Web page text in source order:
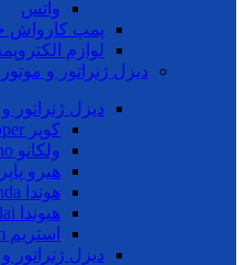
واتس
پمپ کارواش
لوازم
دیزل ژنراتور و
دیزل ژنراتور
کوپر cooper
ولکانو Volcano
هیرو پاپر Heropower
هوندا Honda
هیوندا hyundai
استریم stream
دیزل ژنراتور